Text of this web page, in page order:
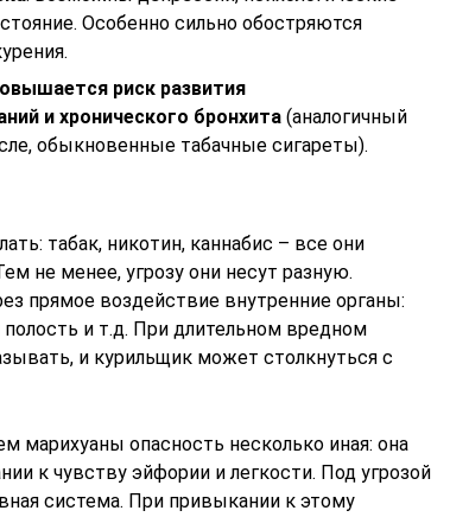
Особенно сильно обостряются
риск развития
и хронического бронхита (аналогичный
обыкновенные табачные сигареты).
табак, никотин, каннабис – все они
не менее, угрозу они несут разную.
прямое воздействие внутренние органы:
и т.д. При длительном вредном
и курильщик может столкнуться с
марихуаны опасность несколько иная: она
к чувству эйфории и легкости. Под угрозой
система. При привыкании к этому